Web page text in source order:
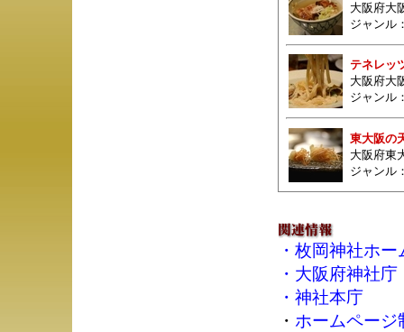
大阪府大
ジャンル
テネレッ
大阪府大
ジャンル
東大阪の
大阪府東
ジャンル
・ 枚岡神社ホー
・ 大阪府神社庁
・ 神社本庁
・ ホームページ